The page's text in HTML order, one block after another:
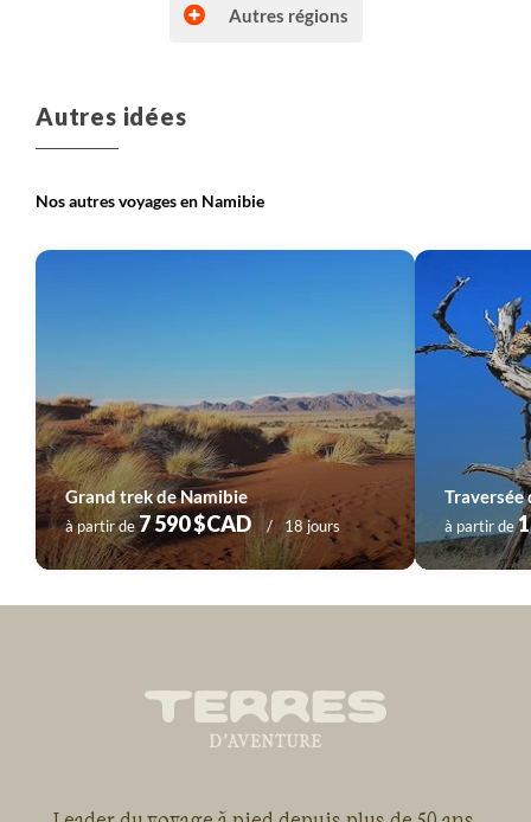
Voyage
Montagnes du Naukluft
Autres régions
Autres idées
Nos autres voyages en Namibie
Grand trek de Namibie
à partir de7 590 $CAD 18 jours à partir de